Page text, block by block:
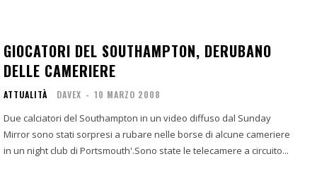
GIOCATORI DEL SOUTHAMPTON, DERUBANO
DELLE CAMERIERE
ATTUALITÀ DAVEX - 10 MARZO 2008
Due calciatori del Southampton in un video diffuso dal Sunday
Mirror sono stati sorpresi a rubare nelle borse di alcune cameriere
in un night club di Portsmouth'.Sono state le telecamere a circuito...